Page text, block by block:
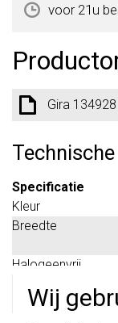
Wij
voor 21u
Gira
Specificatie
Kleur
Breedte
Halogeenvrij